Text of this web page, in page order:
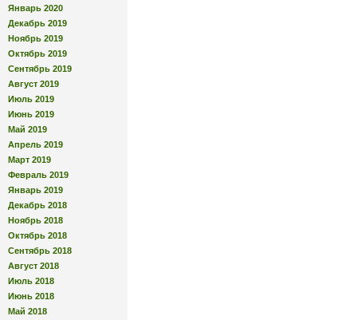
Январь 2020
Декабрь 2019
Ноябрь 2019
Октябрь 2019
Сентябрь 2019
Август 2019
Июль 2019
Июнь 2019
Май 2019
Апрель 2019
Март 2019
Февраль 2019
Январь 2019
Декабрь 2018
Ноябрь 2018
Октябрь 2018
Сентябрь 2018
Август 2018
Июль 2018
Июнь 2018
Май 2018